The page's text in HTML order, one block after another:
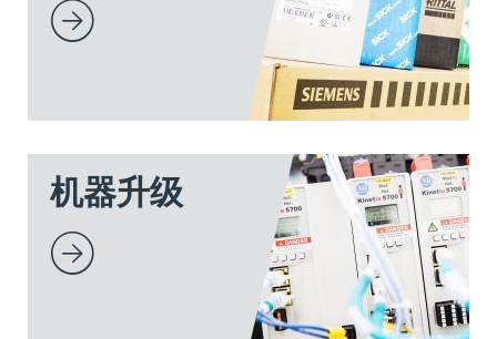
机器升级